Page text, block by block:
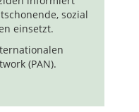
sozial
einsetzt.
(PAN).